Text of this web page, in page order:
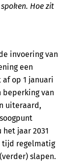
Hoe zit
invoering van
een
op 1 januari
beperking van
uiteraard,
jaar 2031
tijd regelmatig
slapen.